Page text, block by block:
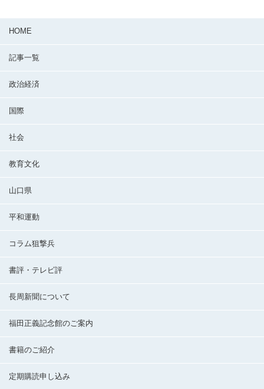
HOME
記事一覧
政治経済
国際
社会
教育文化
山口県
平和運動
コラム狙撃兵
書評・テレビ評
長周新聞について
福田正義記念館のご案内
書籍のご紹介
定期購読申し込み